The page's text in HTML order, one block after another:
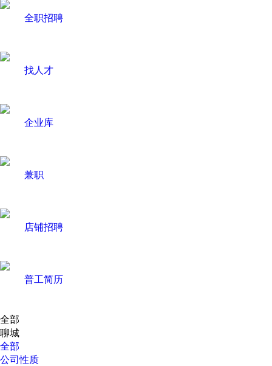
全职招聘
找人才
企业库
兼职
店铺招聘
普工简历
全部
聊城
全部
公司性质